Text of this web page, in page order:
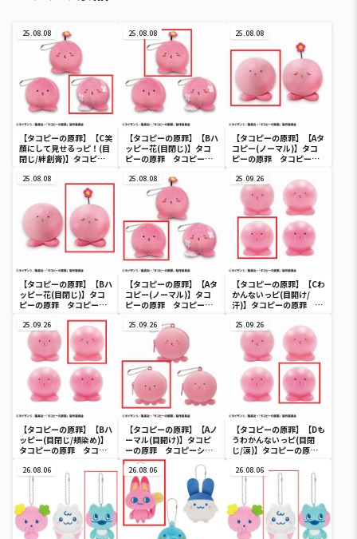
25.08.08
【タコピーの原罪】【C笑
顔にして見せるっピ！(目
閉じ/絆創膏)】タコピー
ットぬいぐるみ
25.08.08
【タコピーの原罪】【Bハ
ッピー花(目閉じ)】タコ
ピーの原罪 タコピーマ
25.08.08
【タコピーの原罪】【Aタ
コピー(ノーマル)】タコ
ピーの原罪 タコピー
25.08.08
【タコピーの原罪】【Bハ
ッピー花(目閉じ)】タコ
ピーの原罪 タコピー
25.08.08
【タコピーの原罪】【Aタ
コピー(ノーマル)】タコ
ピーの原罪 タコピーマ
25.09.26
【タコピーの原罪】【Cわ
かんないっピ(目開け/
汗)】タコピーの原罪 タ
25.09.26
【タコピーの原罪】【Bハ
ッピー(目閉じ/頬染め)】
タコピーの原罪 タコピ
25.09.26
【タコピーの原罪】【Aノ
ーマル(目開け)】タコピ
ーの原罪 タコピーシリ
コンポーチ
25.09.26
【タコピーの原罪】【Dも
うわかんないっピ(目閉
じ/涙)】タコピーの原
ュア
26.08.06 26.08.06 26.08.06